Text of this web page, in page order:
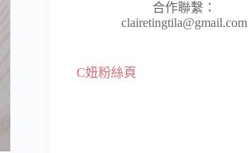
合作聯繫：
clairetingtila@gmail.com
C妞粉絲頁